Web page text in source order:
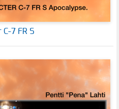
7 FR S